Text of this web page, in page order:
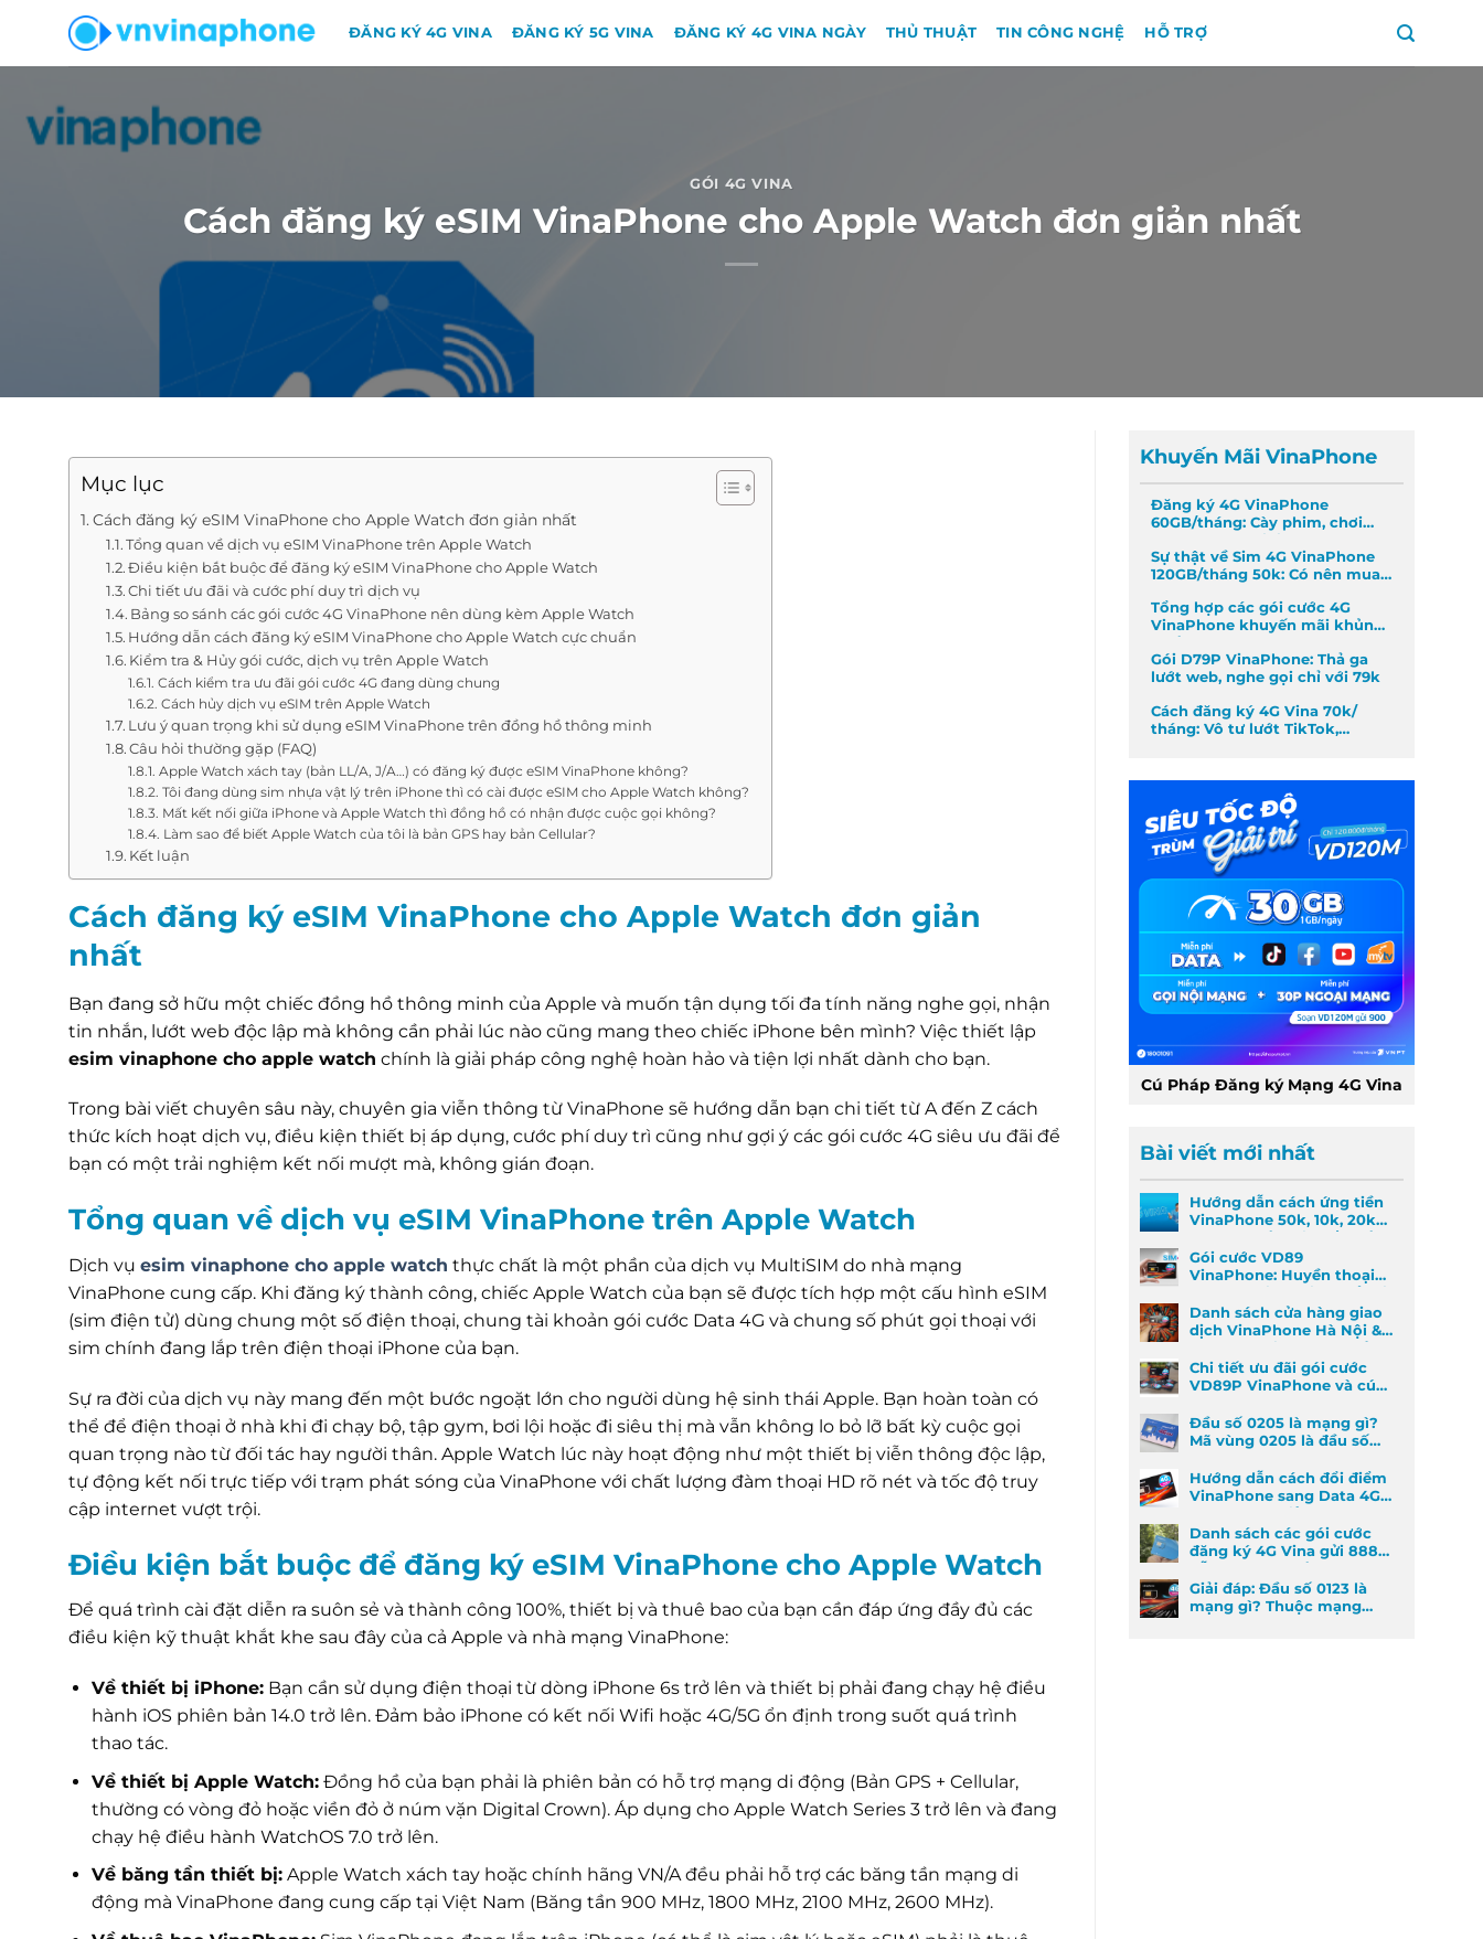
nội
ĐĂNG KÝ 4G VINA ĐĂNG KÝ 5G VINA ĐĂNG KÝ 4G VINA NGÀY THỦ THUẬT TIN CÔNG NGHỆ HỖ TRỢ
GÓI 4G VINA
Cách đăng ký eSIM VinaPhone cho Apple Watch đơn giản nhất
Mục lục
Cách đăng ký eSIM VinaPhone cho Apple Watch đơn giản nhất
Tổng quan về dịch vụ eSIM VinaPhone trên Apple Watch
Điều kiện bắt buộc để đăng ký eSIM VinaPhone cho Apple Watch
Chi tiết ưu đãi và cước phí duy trì dịch vụ
Bảng so sánh các gói cước 4G VinaPhone nên dùng kèm Apple Watch
Hướng dẫn cách đăng ký eSIM VinaPhone cho Apple Watch cực chuẩn
Kiểm tra & Hủy gói cước, dịch vụ trên Apple Watch
Cách kiểm tra ưu đãi gói cước 4G đang dùng chung
Cách hủy dịch vụ eSIM trên Apple Watch
Lưu ý quan trọng khi sử dụng eSIM VinaPhone trên đồng hồ thông minh
Câu hỏi thường gặp (FAQ)
Apple Watch xách tay (bản LL/A, J/A…) có đăng ký được eSIM VinaPhone không?
Tôi đang dùng sim nhựa vật lý trên iPhone thì có cài được eSIM cho Apple Watch không?
Mất kết nối giữa iPhone và Apple Watch thì đồng hồ có nhận được cuộc gọi không?
Làm sao để biết Apple Watch của tôi là bản GPS hay bản Cellular?
Kết luận
Cách đăng ký eSIM VinaPhone cho Apple Watch đơn giản
nhất
Bạn đang sở hữu một chiếc đồng hồ thông minh của Apple và muốn tận dụng tối đa tính năng nghe gọi, nhận
tin nhắn, lướt web độc lập mà không cần phải lúc nào cũng mang theo chiếc iPhone bên mình? Việc thiết lập
esim vinaphone cho apple watch chính là giải pháp công nghệ hoàn hảo và tiện lợi nhất dành cho bạn.
Trong bài viết chuyên sâu này, chuyên gia viễn thông từ VinaPhone sẽ hướng dẫn bạn chi tiết từ A đến Z cách
thức kích hoạt dịch vụ, điều kiện thiết bị áp dụng, cước phí duy trì cũng như gợi ý các gói cước 4G siêu ưu đãi để
bạn có một trải nghiệm kết nối mượt mà, không gián đoạn.
Tổng quan về dịch vụ eSIM VinaPhone trên Apple Watch
Dịch vụ esim vinaphone cho apple watch thực chất là một phần của dịch vụ MultiSIM do nhà mạng
VinaPhone cung cấp. Khi đăng ký thành công, chiếc Apple Watch của bạn sẽ được tích hợp một cấu hình eSIM
(sim điện tử) dùng chung một số điện thoại, chung tài khoản gói cước Data 4G và chung số phút gọi thoại với
sim chính đang lắp trên điện thoại iPhone của bạn.
Sự ra đời của dịch vụ này mang đến một bước ngoặt lớn cho người dùng hệ sinh thái Apple. Bạn hoàn toàn có
thể để điện thoại ở nhà khi đi chạy bộ, tập gym, bơi lội hoặc đi siêu thị mà vẫn không lo bỏ lỡ bất kỳ cuộc gọi
quan trọng nào từ đối tác hay người thân. Apple Watch lúc này hoạt động như một thiết bị viễn thông độc lập,
tự động kết nối trực tiếp với trạm phát sóng của VinaPhone với chất lượng đàm thoại HD rõ nét và tốc độ truy
cập internet vượt trội.
Điều kiện bắt buộc để đăng ký eSIM VinaPhone cho Apple Watch
Để quá trình cài đặt diễn ra suôn sẻ và thành công 100%, thiết bị và thuê bao của bạn cần đáp ứng đầy đủ các
điều kiện kỹ thuật khắt khe sau đây của cả Apple và nhà mạng VinaPhone:
Về thiết bị iPhone:Bạn cần sử dụng điện thoại từ dòng iPhone 6s trở lên và thiết bị phải đang chạy hệ điều
hành iOS phiên bản 14.0 trở lên. Đảm bảo iPhone có kết nối Wifi hoặc 4G/5G ổn định trong suốt quá trình
thao tác.
Về thiết bị Apple Watch:Đồng hồ của bạn phải là phiên bản có hỗ trợ mạng di động (Bản GPS + Cellular,
thường có vòng đỏ hoặc viền đỏ ở núm vặn Digital Crown). Áp dụng cho Apple Watch Series 3 trở lên và đang
chạy hệ điều hành WatchOS 7.0 trở lên.
Về băng tần thiết bị:Apple Watch xách tay hoặc chính hãng VN/A đều phải hỗ trợ các băng tần mạng di
động mà VinaPhone đang cung cấp tại Việt Nam (Băng tần 900 MHz, 1800 MHz, 2100 MHz, 2600 MHz).
Khuyến Mãi VinaPhone
Đăng ký 4G VinaPhone
60GB/tháng: Cày phim, chơi
Sự thật về Sim 4G VinaPhone
120GB/tháng 50k: Có nên mua
Tổng hợp các gói cước 4G
VinaPhone khuyến mãi khủng
Gói D79P VinaPhone: Thả ga
lướt web, nghe gọi chỉ với 79k
Cách đăng ký 4G Vina 70k/
tháng: Vô tư lướt TikTok,
Cú Pháp Đăng ký Mạng 4G Vina
Bài viết mới nhất
Hướng dẫn cách ứng tiền
VinaPhone 50k, 10k, 20k
nhanh nhất khi khẩn cấp
Gói cước VD89
VinaPhone: Huyền thoại
Data & Gọi thoại đã trở lại
Danh sách cửa hàng giao
dịch VinaPhone Hà Nội &
Cách tìm VinaPhone gần
đây
Chi tiết ưu đãi gói cước
VD89P VinaPhone và cú
Đầu số 0205 là mạng gì?
Mã vùng 0205 là đầu số
Hướng dẫn cách đổi điểm
VinaPhone sang Data 4G
cực kỳ đơn giản
Danh sách các gói cước
đăng ký 4G Vina gửi 888
dễ đăng ký nhất
Giải đáp: Đầu số 0123 là
mạng gì? Thuộc mạng